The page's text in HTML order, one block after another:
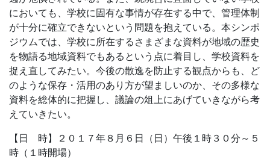
においても、学校に固有な事情が存在する中で、管理体制
が十分に確立できないという問題を抱えている。本シンポ
ジウムでは、学校に所在するさまざまな資料が地域の歴史
を物語る地域資料でもあるという点に着目し、学校資料を
捉え直してみたい。今後の散逸を防止する観点からも、ど
のような保存・活用のあり方が望ましいのか、その多様な
資料を総体的に把握し、議論の俎上にあげていきながら考
えていきたい。
【日 時】２０１７年８月６日（日）午後１時３０分～５
時（１時開場）